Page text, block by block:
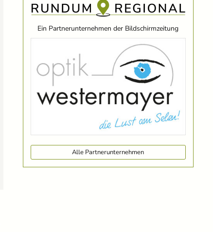
Ein Partnerunternehmen der Bildschirmzeitung
Alle Partnerunternehmen